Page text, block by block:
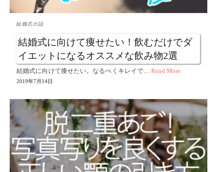
結婚式の話
結婚式に向けて痩せたい！飲むだけでダ
イエットになるオススメな飲み物2選
結婚式に向けて痩せたい。なるべくキレイで…Read More
2019年7月14日